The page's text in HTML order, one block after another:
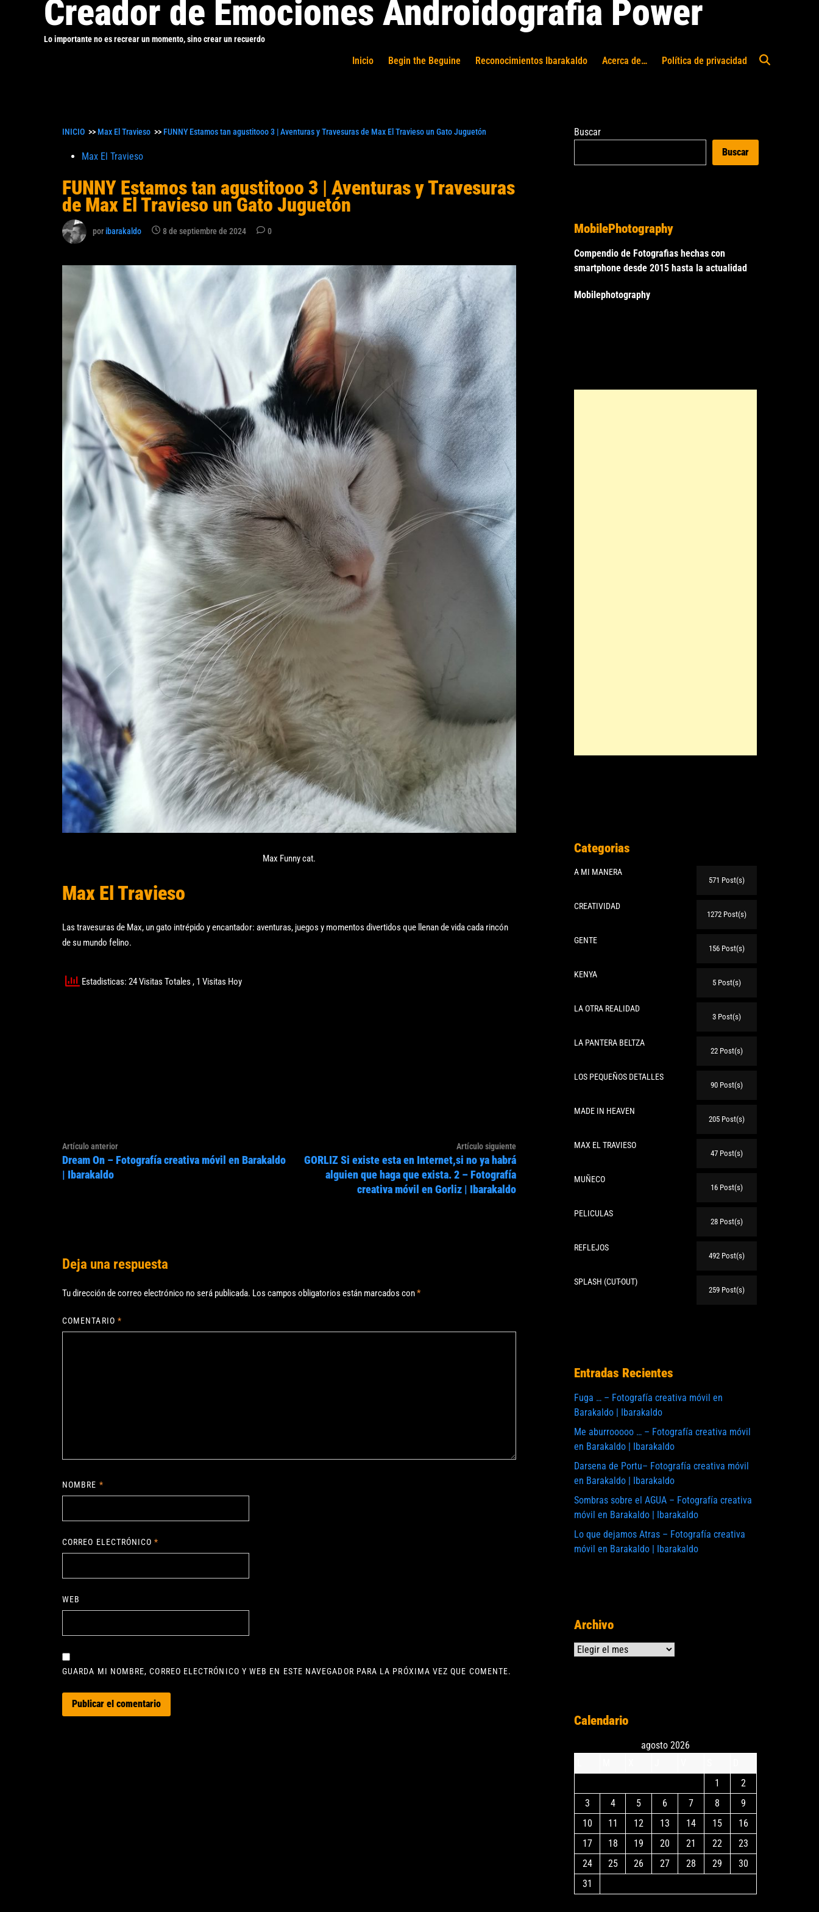
Creador de Emociones Androidografia Power
Lo importante no es recrear un momento, sino crear un recuerdo
Inicio Begin the Beguine Reconocimientos Ibarakaldo Acerca de… Política de privacidad
Abrir
INICIO >> Max El Travieso >> FUNNY Estamos tan agustitooo 3 | Aventuras y Travesuras de Max El Travieso un Gato Juguetón
PublicadoMax El Travieso
FUNNY Estamos tan agustitooo 3 | Aventuras y Travesuras
de Max El Travieso un Gato Juguetón
poribarakaldo 8 de septiembre de 2024 0
Max Funny cat.
Max El Travieso
Las travesuras de Max, un gato intrépido y encantador: aventuras, juegos y momentos divertidos que llenan de vida cada rincón
de su mundo felino.
Estadisticas: 24 Visitas Totales , 1 Visitas Hoy
Navegación
de
entradas
Artículo anteriorArtículo
anterior:
Dream On – Fotografía creativa móvil en Barakaldo
| Ibarakaldo
Artículo siguienteArtículo
siguiente:
GORLIZ Si existe esta en Internet,si no ya habrá
alguien que haga que exista. 2 – Fotografía
creativa móvil en Gorliz | Ibarakaldo
Deja una respuesta
Tu dirección de correo electrónico no será publicada. Los campos obligatorios están marcados con*
COMENTARIO *
NOMBRE *
CORREO ELECTRÓNICO*
WEB
GUARDA MI NOMBRE, CORREO ELECTRÓNICO Y WEB EN ESTE NAVEGADOR PARA LA PRÓXIMA VEZ QUE COMENTE.
Buscar
Buscar
MobilePhotography
Compendio de Fotografias hechas con
smartphone desde 2015 hasta la actualidad
Mobilephotography
Categorias
A MI MANERA
571 Post(s)
CREATIVIDAD
1272 Post(s)
GENTE
156 Post(s)
KENYA
5 Post(s)
LA OTRA REALIDAD
3 Post(s)
LA PANTERA BELTZA
22 Post(s)
LOS PEQUEÑOS DETALLES
90 Post(s)
MADE IN HEAVEN
205 Post(s)
MAX EL TRAVIESO
47 Post(s)
MUÑECO
16 Post(s)
PELICULAS
28 Post(s)
REFLEJOS
492 Post(s)
SPLASH (CUT-OUT)
259 Post(s)
Entradas Recientes
Fuga … – Fotografía creativa móvil en
Barakaldo | Ibarakaldo
Me aburrooooo … – Fotografía creativa móvil
en Barakaldo | Ibarakaldo
Darsena de Portu– Fotografía creativa móvil
en Barakaldo | Ibarakaldo
Sombras sobre el AGUA – Fotografía creativa
móvil en Barakaldo | Ibarakaldo
Lo que dejamos Atras – Fotografía creativa
móvil en Barakaldo | Ibarakaldo
Archivo
Archivos
Calendario
agosto 2026
1
2
3
4 5 6 7 8
9
10
11 12 13 14 15
16
17
18 19 20 21 22
23
24
25 26 27 28 29
30
31